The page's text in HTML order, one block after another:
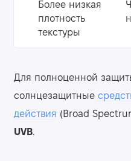
Более низкая
плотность
текстуры
Для полноценной
солнцезащитные
действия (Broad
UVB.